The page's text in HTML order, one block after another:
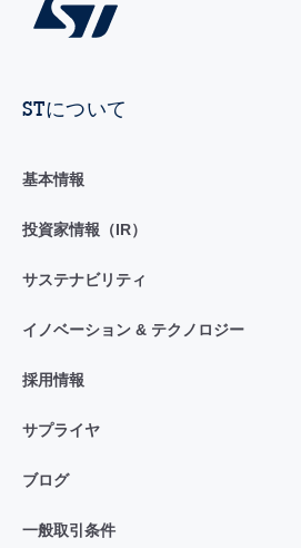
STについて
基本情報
投資家情報（IR）
サステナビリティ
イノベーション & テクノロジー
採用情報
サプライヤ
ブログ
一般取引条件